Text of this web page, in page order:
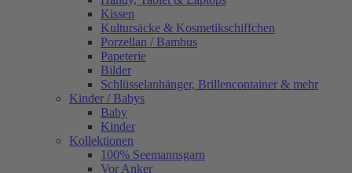
Kissen
Kultursäcke & Kosmetikschiffchen
Porzellan / Bambus
Papeterie
Bilder
Schlüsselanhänger, Brillencontainer & mehr
Kinder / Babys
Baby
Kinder
Kollektionen
100% Seemannsgarn
Vor Anker